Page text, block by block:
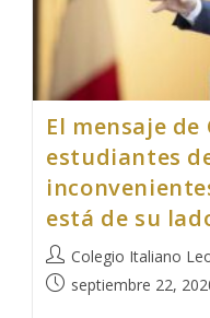
El mensaje de
estudiantes
está de su
Colegio Italiano
septiembre 22,